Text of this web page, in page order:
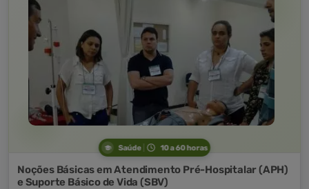
Saúde 10 a 60 horas
Noções Básicas em Atendimento Pré-Hospitalar (APH)
e Suporte Básico de Vida (SBV)